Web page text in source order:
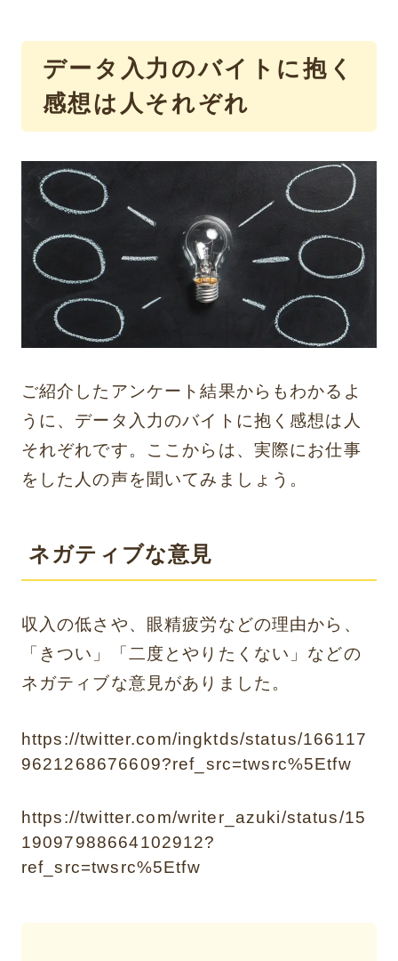
データ入力のバイトに抱く
感想は人それぞれ
ご紹介したアンケート結果からもわかるよ
うに、データ入力のバイトに抱く感想は人
それぞれです。ここからは、実際にお仕事
をした人の声を聞いてみましょう。
ネガティブな意見
収入の低さや、眼精疲労などの理由から、
「きつい」「二度とやりたくない」などの
ネガティブな意見がありました。
https://twitter.com/ingktds/status/166117
9621268676609?ref_src=twsrc%5Etfw
https://twitter.com/writer_azuki/status/15
19097988664102912?
ref_src=twsrc%5Etfw